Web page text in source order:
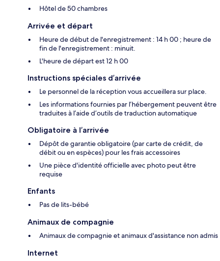
Hôtel de 50 chambres
Arrivée et départ
Heure de début de l'enregistrement : 14 h 00 ; heure de
fin de l'enregistrement : minuit.
L'heure de départ est 12 h 00
Instructions spéciales d’arrivée
Le personnel de la réception vous accueillera sur place.
Les informations fournies par l’hébergement peuvent être
traduites à l’aide d’outils de traduction automatique
Obligatoire à l’arrivée
Dépôt de garantie obligatoire (par carte de crédit, de
débit ou en espèces) pour les frais accessoires
Une pièce d'identité officielle avec photo peut être
requise
Enfants
Pas de lits-bébé
Animaux de compagnie
Animaux de compagnie et animaux d'assistance non admis
Internet